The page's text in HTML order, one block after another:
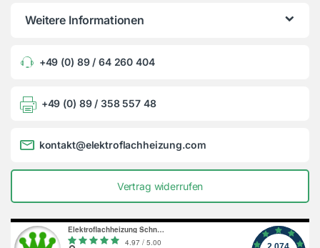
Weitere Informationen
+49 (0) 89 / 64 260 404
+49 (0) 89 / 358 557 48
kontakt@elektroflachheizung.com
Vertrag widerrufen